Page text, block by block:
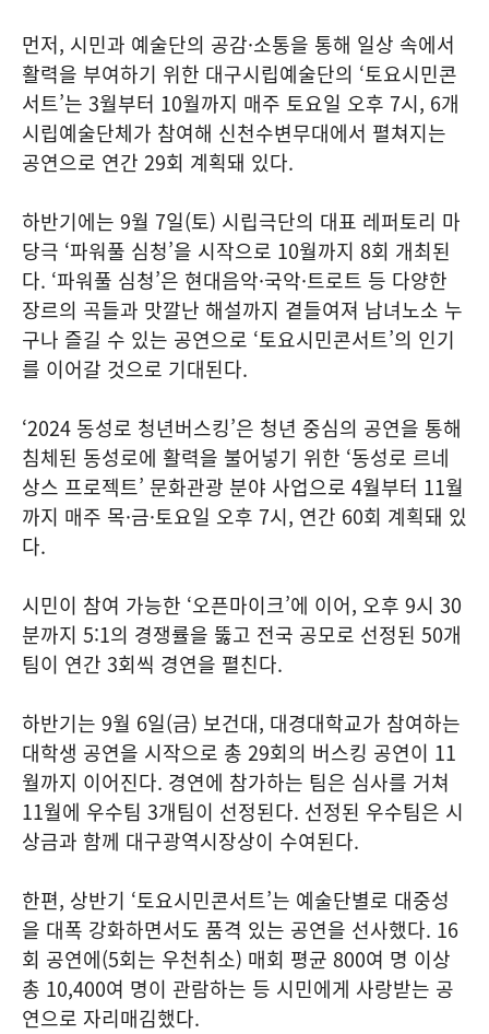
먼저, 시민과 예술단의 공감·소통을 통해 일상 속에서
활력을 부여하기 위한 대구시립예술단의 ‘토요시민콘
서트’는 3월부터 10월까지 매주 토요일 오후 7시, 6개
시립예술단체가 참여해 신천수변무대에서 펼쳐지는
공연으로 연간 29회 계획돼 있다.
하반기에는 9월 7일(토) 시립극단의 대표 레퍼토리 마
당극 ‘파워풀 심청’을 시작으로 10월까지 8회 개최된
다. ‘파워풀 심청’은 현대음악·국악·트로트 등 다양한
장르의 곡들과 맛깔난 해설까지 곁들여져 남녀노소 누
구나 즐길 수 있는 공연으로 ‘토요시민콘서트’의 인기
를 이어갈 것으로 기대된다.
‘2024 동성로 청년버스킹’은 청년 중심의 공연을 통해
침체된 동성로에 활력을 불어넣기 위한 ‘동성로 르네
상스 프로젝트’ 문화관광 분야 사업으로 4월부터 11월
까지 매주 목·금·토요일 오후 7시, 연간 60회 계획돼 있
다.
시민이 참여 가능한 ‘오픈마이크’에 이어, 오후 9시 30
분까지 5:1의 경쟁률을 뚫고 전국 공모로 선정된 50개
팀이 연간 3회씩 경연을 펼친다.
하반기는 9월 6일(금) 보건대, 대경대학교가 참여하는
대학생 공연을 시작으로 총 29회의 버스킹 공연이 11
월까지 이어진다. 경연에 참가하는 팀은 심사를 거쳐
11월에 우수팀 3개팀이 선정된다. 선정된 우수팀은 시
상금과 함께 대구광역시장상이 수여된다.
한편, 상반기 ‘토요시민콘서트’는 예술단별로 대중성
을 대폭 강화하면서도 품격 있는 공연을 선사했다. 16
회 공연에(5회는 우천취소) 매회 평균 800여 명 이상
총 10,400여 명이 관람하는 등 시민에게 사랑받는 공
연으로 자리매김했다.